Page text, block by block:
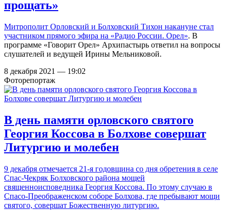
прощать»
Митрополит Орловский и Болховский Тихон накануне стал
участником прямого эфира на «Радио России. Орел». В
программе «Говорит Орел» Архипастырь ответил на вопросы
слушателей и ведущей Ирины Мельниковой.
8 декабря 2021 — 19:02
Фоторепортаж
В день памяти орловского святого
Георгия Коссова в Болхове совершат
Литургию и молебен
9 декабря отмечается 21-я годовщина со дня обретения в селе
Спас-Чекряк Болховского района мощей
священноисповедника Георгия Коссова. По этому случаю в
Спасо-Преображенском соборе Болхова, где пребывают мощи
святого, совершат Божественную литургию.